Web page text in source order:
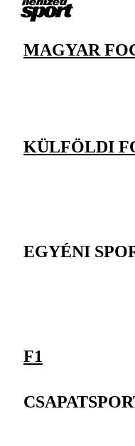
MAGYAR
KÜLFÖLDI
EGYÉNI
F1